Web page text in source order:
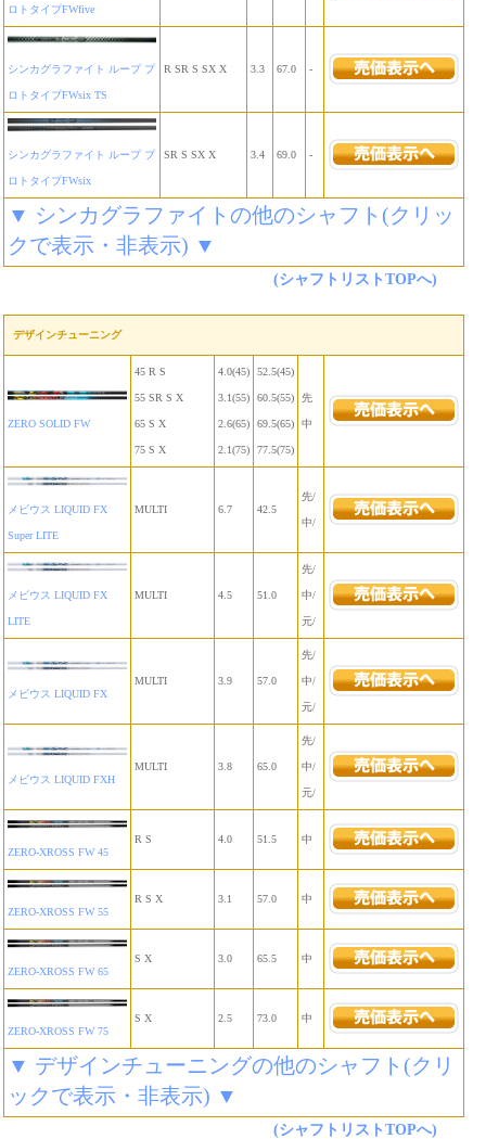
ロトタイプFWfive
シンカグラファイト ループ プ
ロトタイプFWsix TS
R SR S SX X 3.3 67.0 -
シンカグラファイト ループ プ
ロトタイプFWsix
SR S SX X 3.4 69.0 -
▼ シンカグラファイトの他のシャフト(クリッ
クで表示・非表示) ▼
(シャフトリストTOPへ)
デザインチューニング
ZERO SOLID FW
45 R S
55 SR S X
65 S X
75 S X
4.0(45)
3.1(55)
2.6(65)
2.1(75)
52.5(45)
60.5(55)
69.5(65)
77.5(75)
先
中
メビウス LIQUID FX
Super LITE
MULTI 6.7 42.5
先/
中/
メビウス LIQUID FX
LITE
MULTI 4.5 51.0
先/
中/
元/
メビウス LIQUID FX
MULTI 3.9 57.0
先/
中/
元/
メビウス LIQUID FXH
MULTI 3.8 65.0
先/
中/
元/
ZERO-XROSS FW 45
R S 4.0 51.5 中
ZERO-XROSS FW 55
R S X 3.1 57.0 中
ZERO-XROSS FW 65
S X 3.0 65.5 中
ZERO-XROSS FW 75
S X 2.5 73.0 中
▼ デザインチューニングの他のシャフト(クリ
ックで表示・非表示) ▼
(シャフトリストTOPへ)